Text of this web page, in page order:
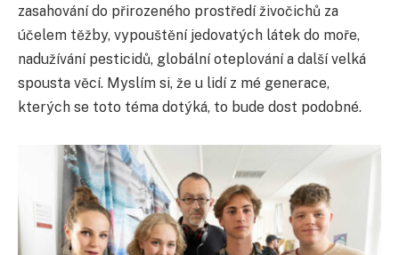
zasahování do přirozeného prostředí živočichů za
účelem těžby, vypouštění jedovatých látek do moře,
nadužívání pesticidů, globální oteplování a další velká
spousta věcí. Myslím si, že u lidí z mé generace,
kterých se toto téma dotýká, to bude dost podobné.